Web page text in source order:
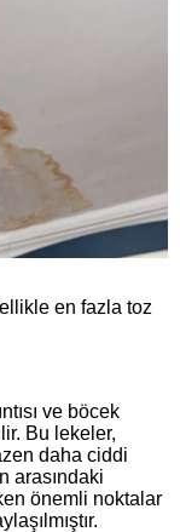
en fazla toz
ve böcek
Bu lekeler,
daha ciddi
arasındaki
önemli noktalar